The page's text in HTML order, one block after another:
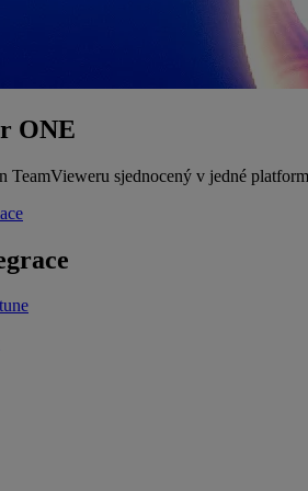
ONE
TeamVieweru sjednocený v jedné